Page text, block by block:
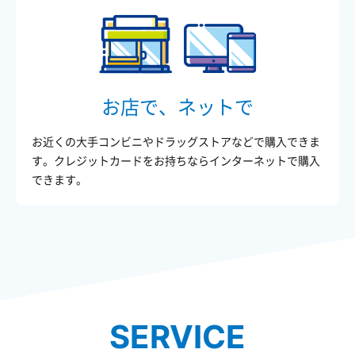
お店で、ネットで
お近くの大手コンビニやドラッグストアなどで購入できま
す。クレジットカードをお持ちならインターネットで購入
できます。
SERVICE